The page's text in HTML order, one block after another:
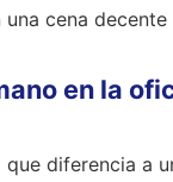
cena
en la
diferencia a